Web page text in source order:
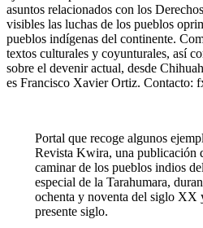
asuntos relacionados con los
visibles las luchas de los pueblos
pueblos indígenas del continente.
textos culturales y coyunturales, así
sobre el devenir actual, desde
es Francisco Xavier Ortiz. Contacto:
Portal que recoge algunos
Revista Kwira, una publicación
caminar de los pueblos indios
especial de la Tarahumara,
ochenta y noventa del siglo XX
presente siglo.